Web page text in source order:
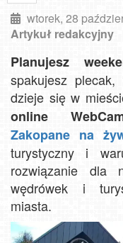
wtorek, 28
Artykuł redakcyjny
Planujesz
spakujesz
dzieje się w
online
Zakopane na
turystyczny i
rozwiązanie dla
wędrówek i
miasta.